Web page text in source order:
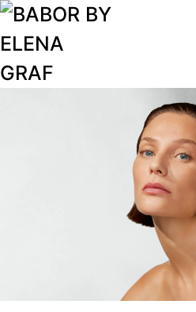
Zum Hauptinhalt springen